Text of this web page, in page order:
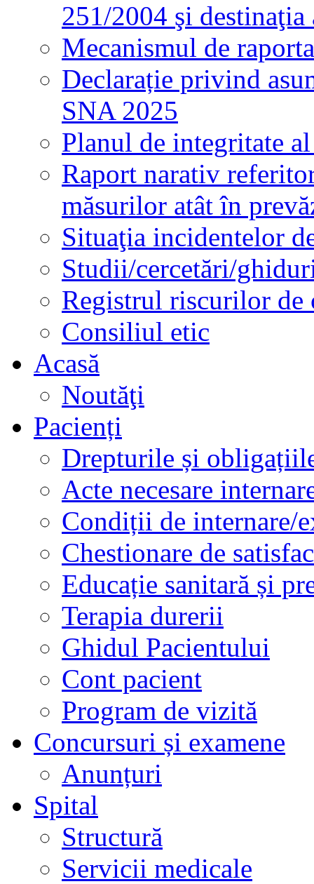
251/2004 şi destinaţia
Mecanismul de
Declarație privind
SNA 2025
Planul de integritate
Raport narativ
măsurilor atât în
Situaţia incidentelor
Studii/cercetări/
Registrul riscurilor de
Consiliul etic
Acasă
Noutăţi
Pacienți
Drepturile și
Acte necesare
Condiții de internare/
Chestionare de
Educație sanitară și
Terapia durerii
Ghidul Pacientului
Cont pacient
Program de vizită
Concursuri și examene
Anunțuri
Spital
Structură
Servicii medicale